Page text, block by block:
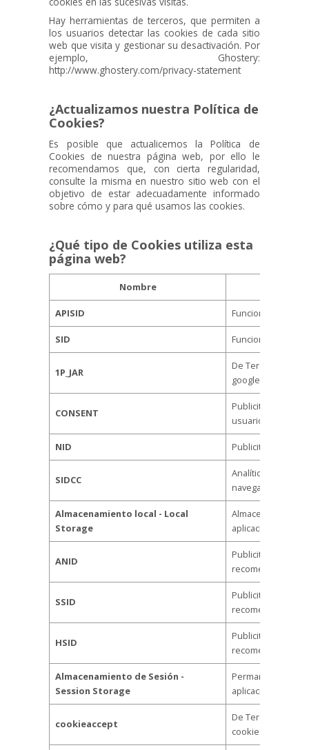
Hay herramientas de terceros, que permiten a
los usuarios detectar las cookies de cada sitio
web que visita y gestionar su desactivación. Por
ejemplo, Ghostery:
http://www.ghostery.com/privacy-statement
¿Actualizamos nuestra Política de
Cookies?
Es posible que actualicemos la Política de
Cookies de nuestra página web, por ello le
recomendamos que, con cierta regularidad,
consulte la misma en nuestro sitio web con el
objetivo de estar adecuadamente informado
sobre cómo y para qué usamos las cookies.
¿Qué tipo de Cookies utiliza esta
página web?
Nombre
APISID Funcional.
SID Funcional.
1P_JAR
De Tercero.
google.
CONSENT
Publicitaria.
usuario
NID Publicitaria.
SIDCC
Analítica. Provee
navegación
Almacenamiento local - Local
Storage
Almacenamiento
aplicaciones web
ANID
Publicitaria. Mide
recomendaciones
SSID
Publicitaria. Mide
recomendaciones
HSID
Publicitaria. Mide
recomendaciones
Almacenamiento de Sesión -
Session Storage
Permanente.
aplicaciones web.
cookieaccept
De Tercero.
cookies en la web